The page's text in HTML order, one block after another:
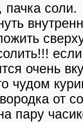
соли.
очень
чудом
от
пару